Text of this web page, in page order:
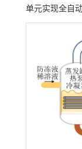
单元实现全自动